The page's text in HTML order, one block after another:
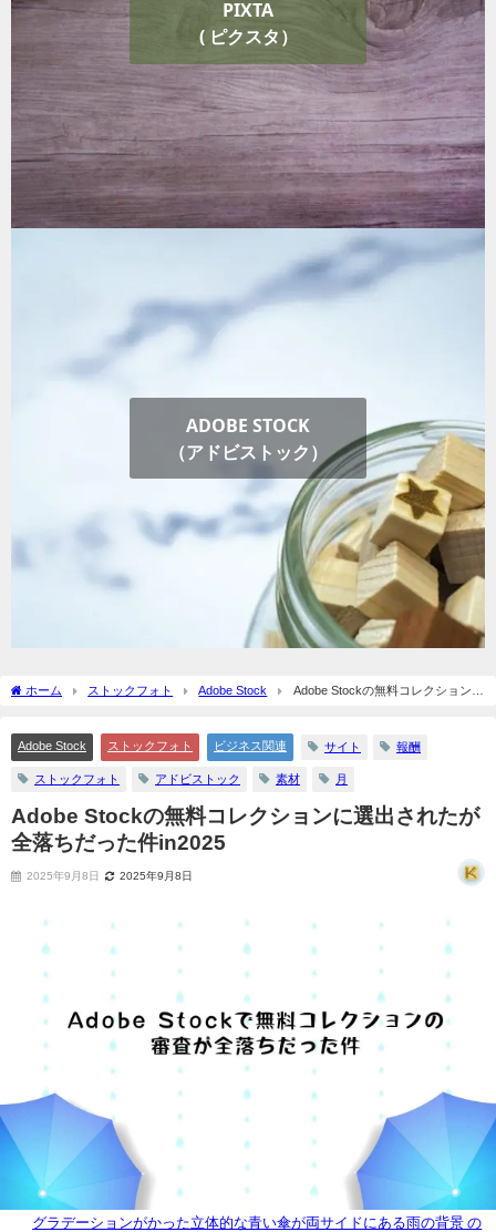
PIXTA
( ピクスタ）
ADOBE STOCK
（アドビストック）
ホーム ストックフォト Adobe Stock
Adobe Stockの無料コレクションに
Adobe Stock ストックフォト ビジネス関連 サイト 報酬
ストックフォト アドビストック 素材 月
Adobe Stockの無料コレクションに選出されたが
全落ちだった件in2025
2025年9月8日 2025年9月8日
グラデーションがかった立体的な青い傘が両サイドにある雨の背景 の